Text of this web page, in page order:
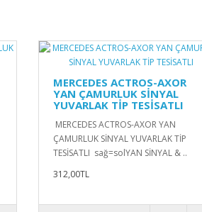
MERCEDES ACTROS-AXOR
YAN ÇAMURLUK SİNYAL
YUVARLAK TİP TESİSATLI
MERCEDES ACTROS-AXOR YAN
ÇAMURLUK SİNYAL YUVARLAK TİP
TESİSATLI sağ=solYAN SİNYAL & ..
312,00TL